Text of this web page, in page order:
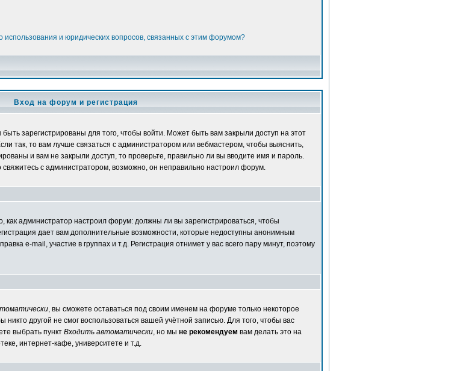
использования и юридических вопросов, связанных с этим форумом?
Вход на форум и регистрация
зарегистрированы для того, чтобы войти. Может быть вам закрыли доступ на этот
так, то вам лучше связаться с администратором или вебмастером, чтобы выяснить,
и вам не закрыли доступ, то проверьте, правильно ли вы вводите имя и пароль.
с администратором, возможно, он неправильно настроил форум.
как администратор настроил форум: должны ли вы зарегистрироваться, чтобы
дает вам дополнительные возможности, которые недоступны анонимным
e-mail, участие в группах и т.д. Регистрация отнимет у вас всего пару минут, поэтому
, вы сможете оставаться под своим именем на форуме только некоторое
никто другой не смог воспользоваться вашей учётной записью. Для того, чтобы вас
выбрать пункт Входить автоматически, но мы не рекомендуем вам делать это на
интернет-кафе, университете и т.д.